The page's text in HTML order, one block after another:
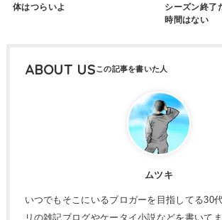
体はつらいよ
シーズン終了
時間はない
ABOUT US
ムツキ
いつでもそこにいるブロガーを目指してる30
リの雑記ブログやケータイ小説などを書いてま